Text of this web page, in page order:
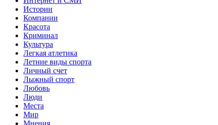
Истории
Компании
Красота
Криминал
Культура
Легкая атлетика
Летние виды спорта
Личный счет
Лыжный спорт
Любовь
Люди
Места
Мир
Мнения